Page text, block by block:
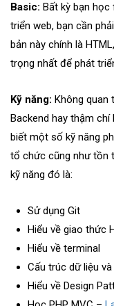
Basic: Bất kỳ bạn
triển web, bạn cần
bản này chính là
trọng nhất để phát
Kỹ năng: Không quan
Backend hay thậm
biết một số kỹ năng
tổ chức cũng như tồn
kỹ năng đó là:
Sử dụng Git
Hiểu về giao thức
Hiểu về terminal
Cấu trúc dữ liệu
Hiểu về Design